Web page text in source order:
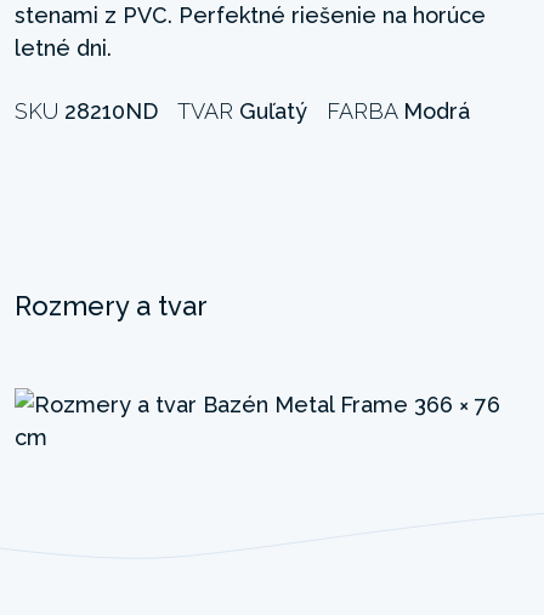
stenami z PVC. Perfektné riešenie na horúce
letné dni.
SKU 28210ND TVAR Guľatý FARBA Modrá
Rozmery a tvar